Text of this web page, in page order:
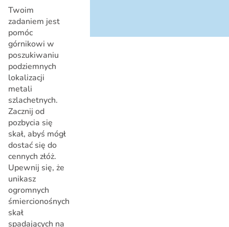
Twoim
zadaniem jest
pomóc
górnikowi w
poszukiwaniu
podziemnych
lokalizacji
metali
szlachetnych.
Zacznij od
pozbycia się
skał, abyś mógł
dostać się do
cennych złóż.
Upewnij się, że
unikasz
ogromnych
śmiercionośnych
skał
spadających na